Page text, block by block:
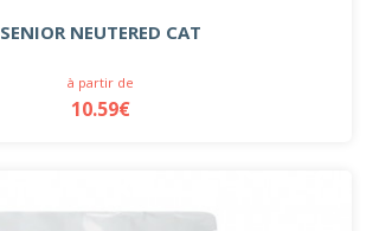
SENIOR NEUTERED CAT
à partir de
10.59€